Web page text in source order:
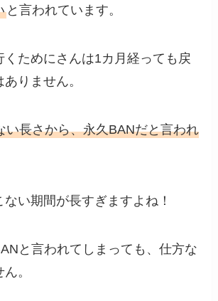
と言われています。
くためにさんは1カ月経っても戻
りません。
い長さから、永久BANだと言われ
い期間が長すぎますよね！
と言われてしまっても、仕方な
。